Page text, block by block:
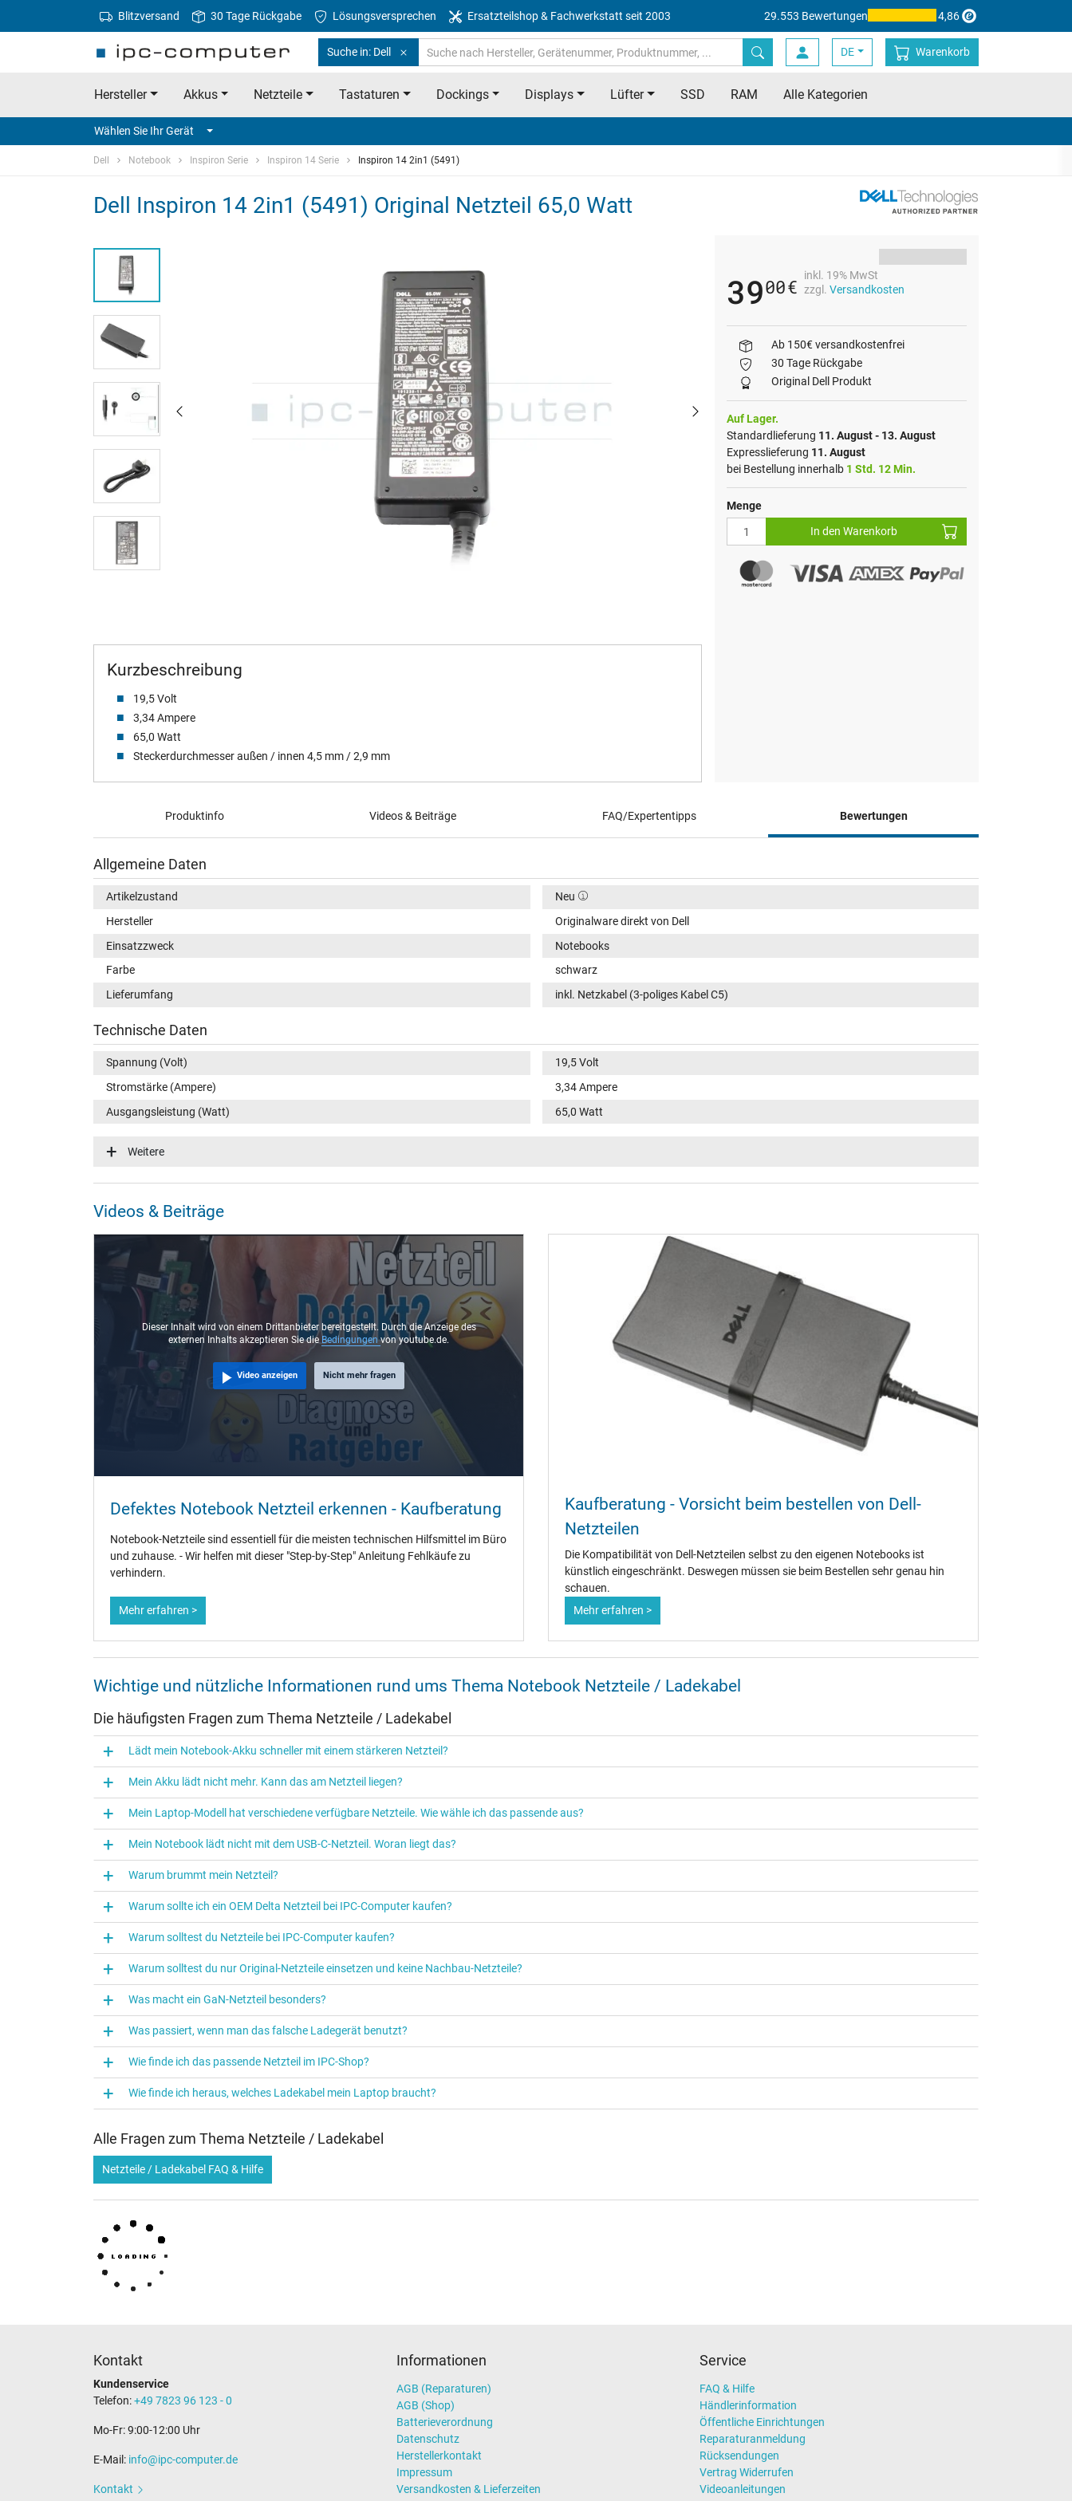
Blitzversand 30 Tage Rückgabe Lösungsversprechen Ersatzteilshop & Fachwerkstatt seit 2003 29.553 Bewertungen 4,86
Suche in: Dell DE Warenkorb
Hersteller Akkus Netzteile Tastaturen Dockings Displays Lüfter SSD RAM Alle Kategorien
Wählen Sie Ihr Gerät
Dell Notebook Inspiron Serie Inspiron 14 Serie Inspiron 14 2in1 (5491)
Dell Inspiron 14 2in1 (5491) Original Netzteil 65,0 Watt
Kurzbeschreibung
19,5 Volt
3,34 Ampere
65,0 Watt
Steckerdurchmesser außen / innen 4,5 mm / 2,9 mm
3900€
inkl. 19% MwSt
zzgl. Versandkosten
Ab 150€ versandkostenfrei
30 Tage Rückgabe
Original Dell Produkt
Auf Lager.
Standardlieferung 11. August - 13. August
Expresslieferung 11. August
bei Bestellung innerhalb 1 Std. 12 Min.
Menge
In den Warenkorb
Produktinfo Videos & Beiträge FAQ/Expertentipps Bewertungen
Allgemeine Daten
Artikelzustand
Neu
Hersteller
Originalware direkt von Dell
Einsatzzweck
Notebooks
Farbe
schwarz
Lieferumfang
inkl. Netzkabel (3-poliges Kabel C5)
Technische Daten
Spannung (Volt)
19,5 Volt
Stromstärke (Ampere)
3,34 Ampere
Ausgangsleistung (Watt)
65,0 Watt
Energieeffizienz
Funktions-LED
Funktions-LED im Stecker
Notebook Stecker
Steckertyp / -form
Steckerlänge (mm)
Steckerdurchmesser außen / innen
4,5 mm / 2,9 mm
Stift im Stecker
Länge Anschlusskabel (m) (ca.)
Prüfsiegel
CCC
CE
IRAM
NOM NYCE
PCT
PSE
SEC
Singapore Safety Mark
TÜV Argentina Certificado
TÜV Geprüfte Sicherheit
Kategorisierung
Kategorie
Verwendung
Notebook / Laptop
Weitere
Videos & Beiträge
Dieser Inhalt wird von einem Drittanbieter bereitgestellt. Durch die Anzeige des
externen Inhalts akzeptieren Sie dieBedingungenvon youtube.de.
Video anzeigen Nicht mehr fragen
Defektes Notebook Netzteil erkennen - Kaufberatung
Notebook-Netzteile sind essentiell für die meisten technischen Hilfsmittel im Büro
und zuhause. - Wir helfen mit dieser "Step-by-Step" Anleitung Fehlkäufe zu
verhindern.
Mehr erfahren >
Kaufberatung - Vorsicht beim bestellen von Dell-
Netzteilen
Die Kompatibilität von Dell-Netzteilen selbst zu den eigenen Notebooks ist
künstlich eingeschränkt. Deswegen müssen sie beim Bestellen sehr genau hin
schauen.
Mehr erfahren >
Wichtige und nützliche Informationen rund ums Thema Notebook Netzteile / Ladekabel
Die häufigsten Fragen zum Thema Netzteile / Ladekabel
Lädt mein Notebook-Akku schneller mit einem stärkeren Netzteil?
Mein Akku lädt nicht mehr. Kann das am Netzteil liegen?
Mein Laptop-Modell hat verschiedene verfügbare Netzteile. Wie wähle ich das passende aus?
Mein Notebook lädt nicht mit dem USB-C-Netzteil. Woran liegt das?
Warum brummt mein Netzteil?
Warum sollte ich ein OEM Delta Netzteil bei IPC‑Computer kaufen?
Warum solltest du Netzteile bei IPC‑Computer kaufen?
Warum solltest du nur Original-Netzteile einsetzen und keine Nachbau-Netzteile?
Was macht ein GaN-Netzteil besonders?
Was passiert, wenn man das falsche Ladegerät benutzt?
Wie finde ich das passende Netzteil im IPC-Shop?
Wie finde ich heraus, welches Ladekabel mein Laptop braucht?
Alle Fragen zum Thema Netzteile / Ladekabel
Netzteile / Ladekabel FAQ & Hilfe
Kontakt
Kundenservice
Telefon:+49 7823 96 123 - 0
Mo-Fr: 9:00-12:00 Uhr
E-Mail: info@ipc-computer.de
Kontakt
Informationen
AGB (Reparaturen)
AGB (Shop)
Batterieverordnung
Datenschutz
Herstellerkontakt
Impressum
Versandkosten & Lieferzeiten
Service
FAQ & Hilfe
Händlerinformation
Öffentliche Einrichtungen
Reparaturanmeldung
Rücksendungen
Vertrag Widerrufen
Videoanleitungen